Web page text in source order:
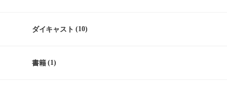
ダイキャスト (10)
書籍(1)